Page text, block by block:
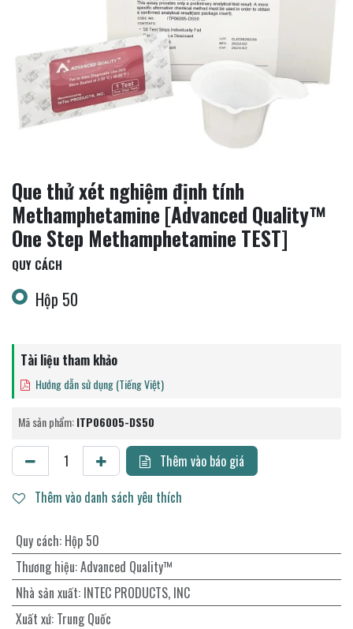
Que thử xét nghiệm định tính
Methamphetamine [Advanced Quality™
One Step Methamphetamine TEST]
QUY CÁCH
Hộp 50
Tài liệu tham khảo
Hướng dẫn sử dụng (Tiếng Việt)
Mã sản phẩm:ITP06005-DS50
Thêm vào báo giá
Thêm vào danh sách yêu thích
Quy cách: Hộp 50
Thương hiệu:Advanced Quality™
Nhà sản xuất: INTEC PRODUCTS, INC
Xuất xứ: Trung Quốc